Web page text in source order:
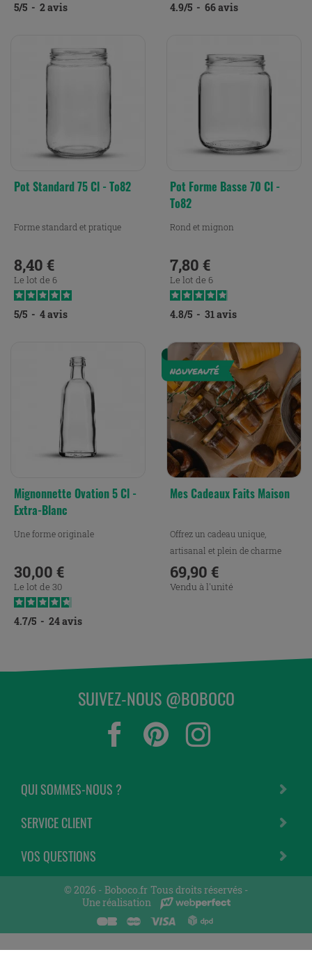
5/5 - 2avis 4.9/5 - 66avis
Pot Standard 75 Cl - To82
Forme standard et pratique
Prix
8,40 €
Le lot de 6
5/5 - 4avis
Pot Forme Basse 70 Cl -
To82
Rond et mignon
Prix
7,80 €
Le lot de 6
4.8/5 - 31avis
Mignonnette Ovation 5 Cl -
Extra-Blanc
Une forme originale
Prix
30,00 €
Le lot de 30
4.7/5 - 24avis
Mes Cadeaux Faits Maison
Offrez un cadeau unique,
artisanal et plein de charme
avec notre pack Mes...
Prix
69,90 €
Vendu à l'unité
QUI SOMMES-NOUS ?
SERVICE CLIENT
VOS QUESTIONS
SUIVEZ-NOUS @BOBOCO
© 2026 - Boboco.fr Tous droits réservés -
Une réalisation